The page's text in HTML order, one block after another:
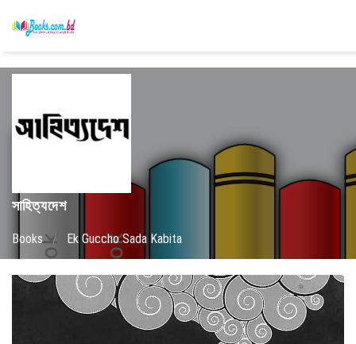
সাহিত্যদেশ
Books / Ek Guccho Sada Kabita